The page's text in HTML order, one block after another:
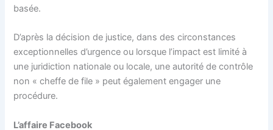
basée.
D’après la décision de justice, dans des circonstances
exceptionnelles d’urgence ou lorsque l’impact est limité à
une juridiction nationale ou locale, une autorité de contrôle
non « cheffe de file » peut également engager une
procédure.
L’affaire Facebook